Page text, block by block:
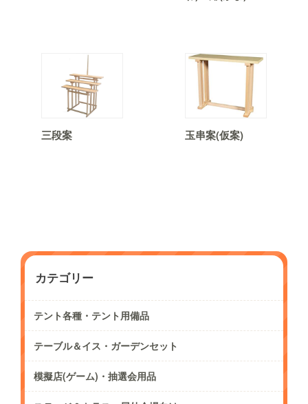
三段案 玉串案(仮案)
カテゴリー
テント各種・テント用備品
テーブル＆イス・ガーデンセット
模擬店(ゲーム)・抽選会用品